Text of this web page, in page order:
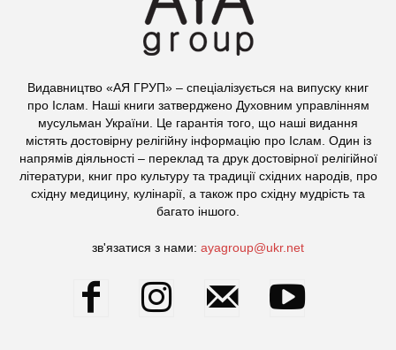
Видавництво «АЯ ГРУП» – спеціалізується на випуску книг
про Іслам. Наші книги затверджено Духовним управлінням
мусульман України. Це гарантія того, що наші видання
містять достовірну релігійну інформацію про Іслам. Один із
напрямів діяльності – переклад та друк достовірної релігійної
літератури, книг про культуру та традиції східних народів, про
східну медицину, кулінарії, а також про східну мудрість та
багато іншого.
зв'язатися з нами: ayagroup@ukr.net